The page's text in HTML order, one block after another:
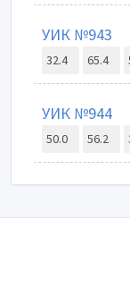
УИК №943
32.4 65.4
УИК №944
50.0 56.2